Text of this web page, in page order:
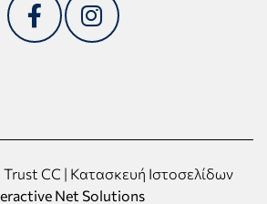
CC | Κατασκευή Ιστοσελίδων
Net Solutions